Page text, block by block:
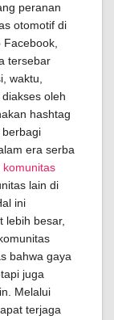
peranan
otomotif di
tersebar
waktu,
oleh
hashtag
era serba
komunitas
lain di
ini
lebih besar,
bahwa gaya
juga
Melalui
terjaga